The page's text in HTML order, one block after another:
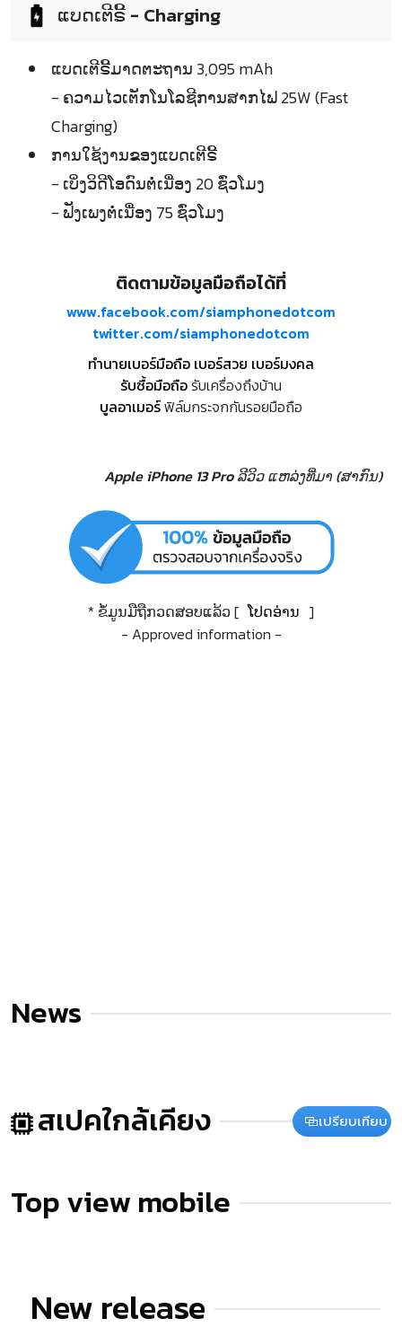
ແບດເຕີຣີ້ - Charging
ແບດເຕີຣີ້ມາດຕະຖານ 3,095 mAh
- ຄວາມໄວເຕັກໂນໂລຊີການສາກໄຟ 25W (Fast
Charging)
ການໃຊ້ງານຂອງແບດເຕີຣີ້
- ເບິ່ງວິດີໂອດົນຕໍ່ເນື່ອງ 20 ຊົ່ວໂມງ
- ຟັງເພງຕໍ່ເນື່ອງ 75 ຊົ່ວໂມງ
ติดตามข้อมูลมือถือได้ที่
www.facebook.com/siamphonedotcom
twitter.com/siamphonedotcom
ทำนายเบอร์มือถือ เบอร์สวย เบอร์มงคล
รับซื้อมือถือรับเครื่องถึงบ้าน
บูลอาเมอร์ฟิล์มกระจกกันรอยมือถือ
Apple iPhone 13 Pro ລີວິວ ແຫລ່ງທີ່ມາ (ສາກົນ)
* ຂໍ້ມູນມືຖືກວດສອບແລ້ວ [ ໂປດອ່ານ ]
- Approved information -
News
สเปคใกล้เคียง เปรียบเทียบ
Top view mobile
New release